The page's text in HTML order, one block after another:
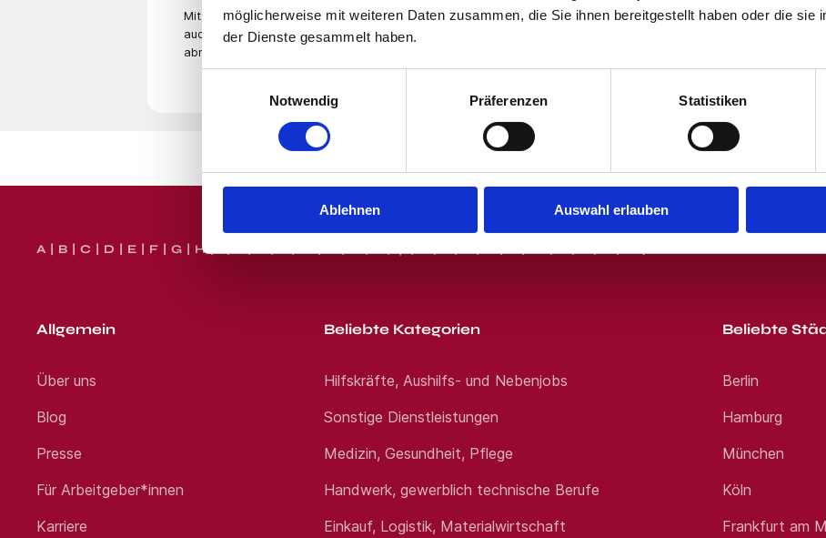
möglicherweise mit weiteren Daten zusammen, die Sie ihnen bereitgestellt haben oder die sie
der Dienste gesammelt haben.
Notwendig
Präferenzen Statistiken
Ablehnen Auswahl erlauben
Benefits
Standort:Bienstädt
Mit der Eingabe Deiner E-Mail­adresse und dem Klicken des "Jobangebote per E-Mail"-Buttons stimmst Du unseren
auch unsere Datenschutzerklärung. Du erhältst von uns passende Jobangebote per E-Mail. Du kannst Dich jeder
abmelden.
A B C D E F G H
Allgemein
Über uns
Blog
Presse
Für Arbeitgeber*innen
Karriere
Beliebte Kategorien
Hilfskräfte, Aushilfs- und Nebenjobs
Sonstige Dienstleistungen
Medizin, Gesundheit, Pflege
Handwerk, gewerblich technische Berufe
Einkauf, Logistik, Materialwirtschaft
Beliebte
Berlin
Hamburg
München
Köln
Frankfurt am